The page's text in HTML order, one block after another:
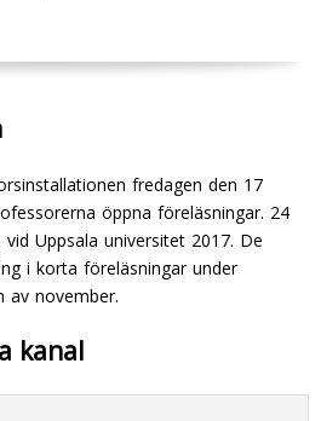
fredagen den 17
öppna föreläsningar. 24
Uppsala universitet 2017. De
i korta föreläsningar under
av november.
kanal